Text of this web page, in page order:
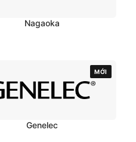
Nagaoka
MỚI
Genelec